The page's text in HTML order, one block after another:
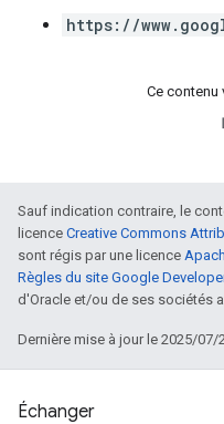
https://
Ce contenu
Sauf indication contraire, le
licence Creative Commons
sont régis par une licence
Règles du site Google
d'Oracle et/ou de ses sociétés
Dernière mise à jour le 2025/07/
Échanger